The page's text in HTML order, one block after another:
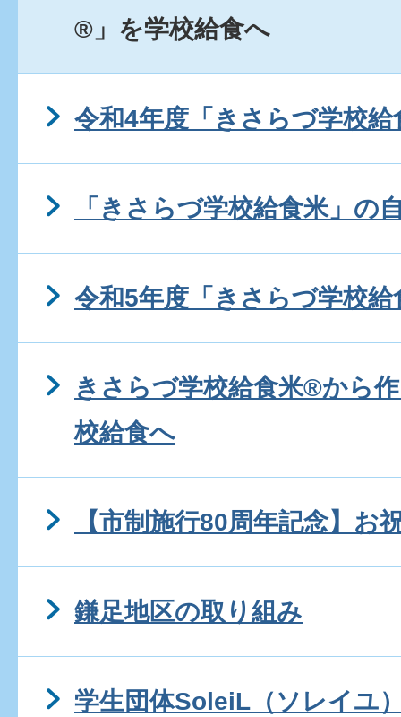
®」を学校給食へ
令和4年度「きさらづ学校
「きさらづ学校給食米」の
令和5年度「きさらづ学校
きさらづ学校給食米®から
校給食へ
【市制施行80周年記念】お
鎌足地区の取り組み
学生団体SoleiL（ソレイユ